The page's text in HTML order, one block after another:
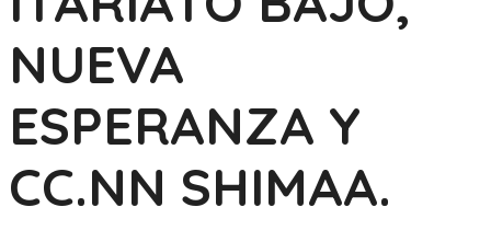
NUEVA
ESPERANZA Y
CC.NN SHIMAA.